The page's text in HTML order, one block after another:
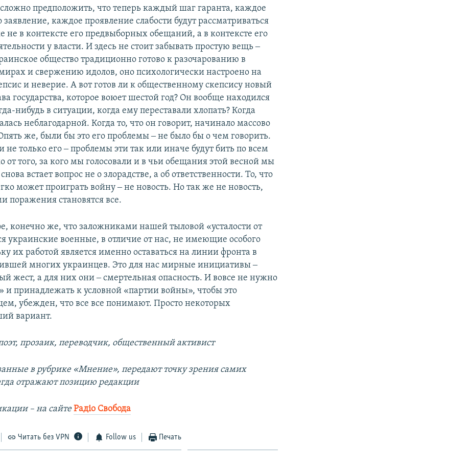
предположить, что теперь каждый шаг гаранта, каждое
заявление, каждое проявление слабости будут рассматриваться
не в контексте его предвыборных обещаний, а в контексте его
у власти. И здесь не стоит забывать простую вещь ‒
общество традиционно готово к разочарованию в
и свержению идолов, оно психологически настроено на
и неверие. А вот готов ли к общественному скепсису новый
государства, которое воюет шестой год? Он вообще находился
нибудь в ситуации, когда ему переставали хлопать? Когда
неблагодарной. Когда то, что он говорит, начинало массово
же, были бы это его проблемы ‒ не было бы о чем говорить.
не только его ‒ проблемы эти так или иначе будут бить по всем
от того, за кого мы голосовали и в чьи обещания этой весной мы
встает вопрос не о злорадстве, а об ответственности. То, что
может проиграть войну ‒ не новость. Но так же не новость,
поражения становятся все.
конечно же, что заложниками нашей тыловой «усталости от
украинские военные, в отличие от нас, не имеющие особого
их работой является именно оставаться на линии фронта в
многих украинцев. Это для нас мирные инициативы ‒
жест, а для них они ‒ смертельная опасность. И вовсе не нужно
и принадлежать к условной «партии войны», чтобы это
убежден, что все все понимают. Просто некоторых
вариант.
прозаик, переводчик, общественный активист
в рубрике «Мнение», передают точку зрения самих
отражают позицию редакции
– на сайте Радіо Свобода
Читать без VPN Follow us Печать